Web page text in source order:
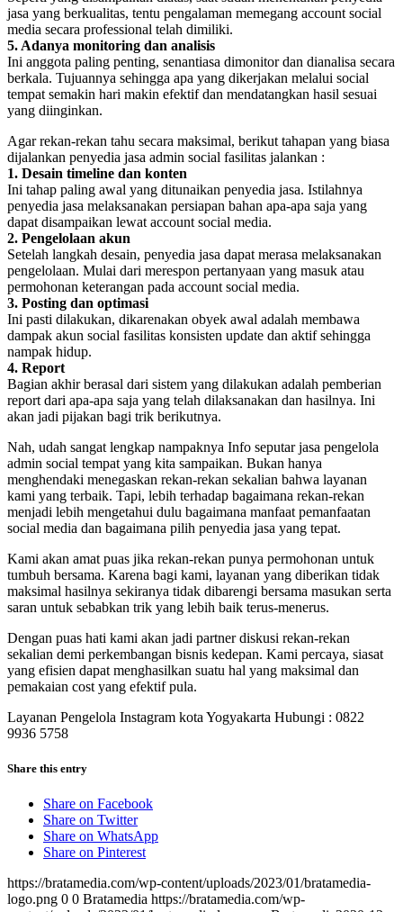
jasa yang berkualitas, tentu pengalaman memegang account social
media secara professional telah dimiliki.
5. Adanya monitoring dan analisis
Ini anggota paling penting, senantiasa dimonitor dan dianalisa secara
berkala. Tujuannya sehingga apa yang dikerjakan melalui social
tempat semakin hari makin efektif dan mendatangkan hasil sesuai
yang diinginkan.
Agar rekan-rekan tahu secara maksimal, berikut tahapan yang biasa
dijalankan penyedia jasa admin social fasilitas jalankan :
1. Desain timeline dan konten
Ini tahap paling awal yang ditunaikan penyedia jasa. Istilahnya
penyedia jasa melaksanakan persiapan bahan apa-apa saja yang
dapat disampaikan lewat account social media.
2. Pengelolaan akun
Setelah langkah desain, penyedia jasa dapat merasa melaksanakan
pengelolaan. Mulai dari merespon pertanyaan yang masuk atau
permohonan keterangan pada account social media.
3. Posting dan optimasi
Ini pasti dilakukan, dikarenakan obyek awal adalah membawa
dampak akun social fasilitas konsisten update dan aktif sehingga
nampak hidup.
4. Report
Bagian akhir berasal dari sistem yang dilakukan adalah pemberian
report dari apa-apa saja yang telah dilaksanakan dan hasilnya. Ini
akan jadi pijakan bagi trik berikutnya.
Nah, udah sangat lengkap nampaknya Info seputar jasa pengelola
admin social tempat yang kita sampaikan. Bukan hanya
menghendaki menegaskan rekan-rekan sekalian bahwa layanan
kami yang terbaik. Tapi, lebih terhadap bagaimana rekan-rekan
menjadi lebih mengetahui dulu bagaimana manfaat pemanfaatan
social media dan bagaimana pilih penyedia jasa yang tepat.
Kami akan amat puas jika rekan-rekan punya permohonan untuk
tumbuh bersama. Karena bagi kami, layanan yang diberikan tidak
maksimal hasilnya sekiranya tidak dibarengi bersama masukan serta
saran untuk sebabkan trik yang lebih baik terus-menerus.
Dengan puas hati kami akan jadi partner diskusi rekan-rekan
sekalian demi perkembangan bisnis kedepan. Kami percaya, siasat
yang efisien dapat menghasilkan suatu hal yang maksimal dan
pemakaian cost yang efektif pula.
Layanan Pengelola Instagram kota Yogyakarta Hubungi : 0822
9936 5758
Share this entry
Share on Facebook
Share on Twitter
Share on WhatsApp
Share on Pinterest
https://bratamedia.com/wp-content/uploads/2023/01/bratamedia-
logo.png 0 0 Bratamedia https://bratamedia.com/wp-